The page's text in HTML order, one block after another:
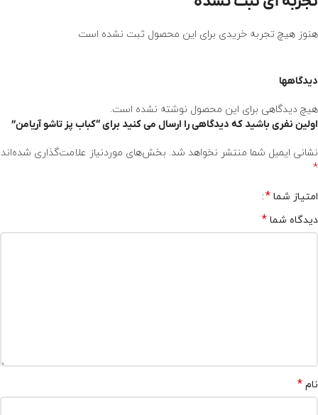
هنوز هیچ تجربه خریدی برای این محصول ثبت نشده است
دیدگاهها
هیچ دیدگاهی برای این محصول نوشته نشده است.
اولین نفری باشید که دیدگاهی را ارسال می کنید برای “کباب پز تاشو آریامن”
نشانی ایمیل شما منتشر نخواهد شد. بخش‌های موردنیاز علامت‌گذاری شده‌اند
*
امتیاز شما *
دیدگاه شما *
نام *